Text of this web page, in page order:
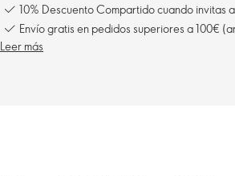
10% Descuento Compartido cuando invitas
Envío gratis en pedidos superiores a 100€
Leer más